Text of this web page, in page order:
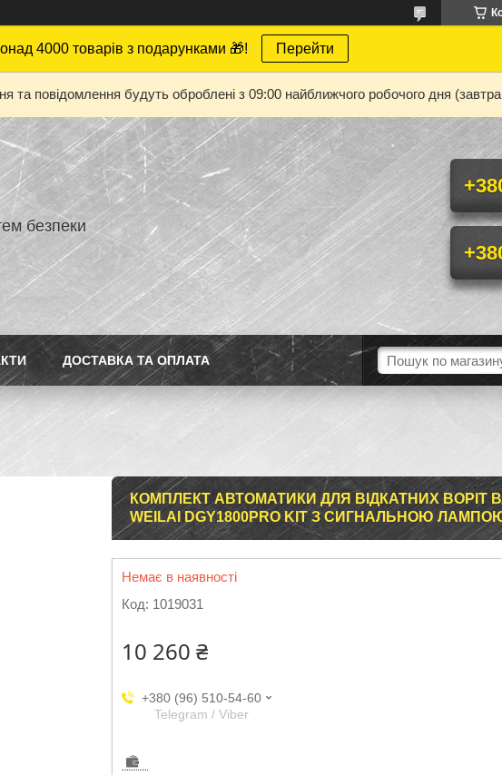
4000 товарів з подарунками 🎁! Перейти
та повідомлення будуть оброблені з 09:00 найближчого робочого дня
безпеки
ДОСТАВКА ТА ОПЛАТА
КОМПЛЕКТ АВТОМАТИКИ ДЛЯ ВІДКАТНИХ ВОРІТ
WEILAI DGY1800PRO KIT З СИГНАЛЬНОЮ
Немає в наявності
Код: 1019031
10 260 ₴
+380 (96) 510-54-60
Telegram / Viber